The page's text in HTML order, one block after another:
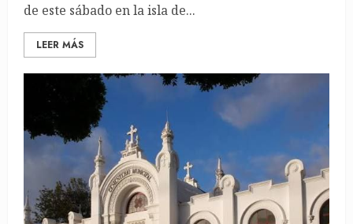
de este sábado en la isla de...
LEER MÁS